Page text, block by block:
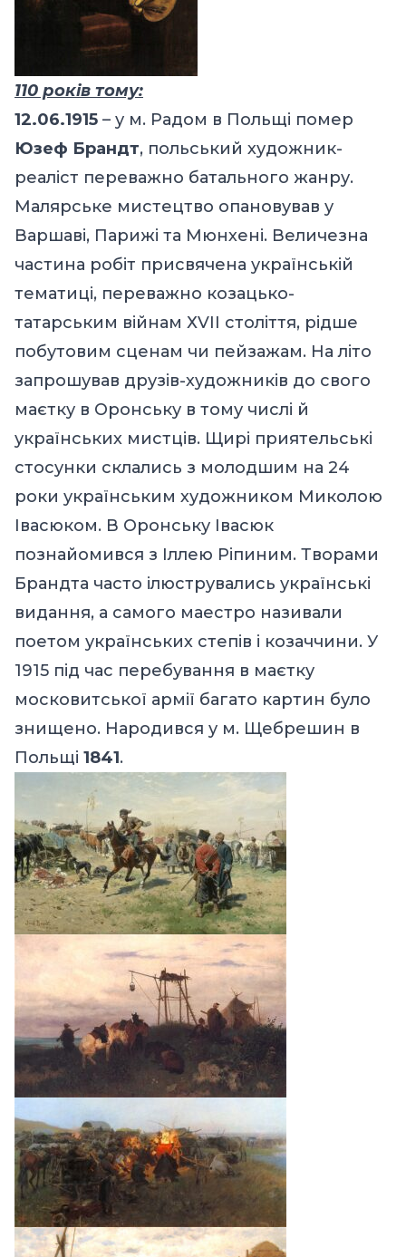
110 років тому:
12.06.1915 – у м. Радом в Польщі помер
Юзеф Брандт, польський художник-
реаліст переважно батального жанру.
Малярське мистецтво опановував у
Варшаві, Парижі та Мюнхені. Величезна
частина робіт присвячена українській
тематиці, переважно козацько-
татарським війнам ХVІІ століття, рідше
побутовим сценам чи пейзажам. На літо
запрошував друзів-художників до свого
маєтку в Оронську в тому числі й
українських мистців. Щирі приятельські
стосунки склались з молодшим на 24
роки українським художником Миколою
Івасюком. В Оронську Івасюк
познайомився з Іллею Ріпиним. Творами
Брандта часто ілюструвались українські
видання, а самого маестро називали
поетом українських степів і козаччини. У
1915 під час перебування в маєтку
московитської армії багато картин було
знищено. Народився у м. Щебрешин в
Польщі 1841.